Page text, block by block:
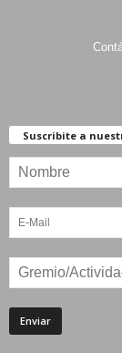
Suscribite a